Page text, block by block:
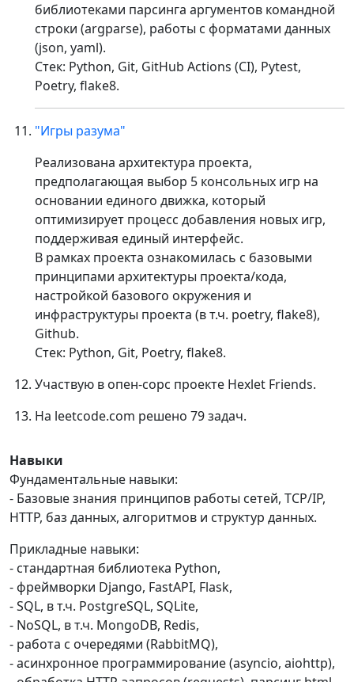
библиотеками парсинга аргументов командной
строки (argparse), работы с форматами данных
(json, yaml).
Стек: Python, Git, GitHub Actions (CI), Pytest,
Poetry, flake8.
"Игры разума"
Реализована архитектура проекта,
предполагающая выбор 5 консольных игр на
основании единого движка, который
оптимизирует процесс добавления новых игр,
поддерживая единый интерфейс.
В рамках проекта ознакомилась с базовыми
принципами архитектуры проекта/кода,
настройкой базового окружения и
инфраструктуры проекта (в т.ч. poetry, flake8),
Github.
Стек: Python, Git, Poetry, flake8.
Участвую в опен-сорс проекте Hexlet Friends.
На leetcode.com решено 79 задач.
Навыки
Фундаментальные навыки:
- Базовые знания принципов работы сетей, TCP/IP,
HTTP, баз данных, алгоритмов и структур данных.
Прикладные навыки:
- стандартная библиотека Python,
- фреймворки Django, FastAPI, Flask,
- SQL, в т.ч. PostgreSQL, SQLite,
- NoSQL, в т.ч. MongoDB, Redis,
- работа с очередями (RabbitMQ),
- асинхронное программирование (asyncio, aiohttp),